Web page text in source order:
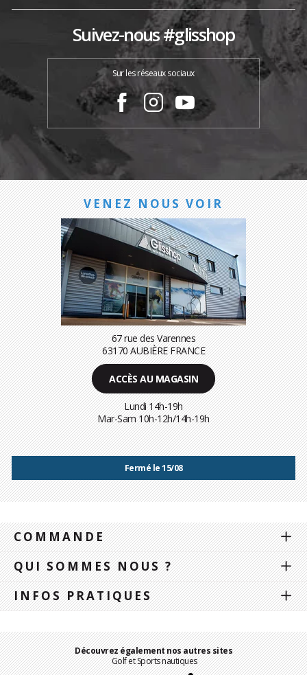
Suivez-nous #glisshop
Sur les réseaux sociaux
VENEZ NOUS VOIR
67 rue des Varennes
63170 AUBIÈRE FRANCE
ACCÈS AU MAGASIN
Lundi 14h-19h
Mar-Sam 10h-12h/14h-19h
Fermé le 15/08
COMMANDE
QUI SOMMES NOUS ?
INFOS PRATIQUES
Découvrez également nos autres sites
Golf et Sports nautiques